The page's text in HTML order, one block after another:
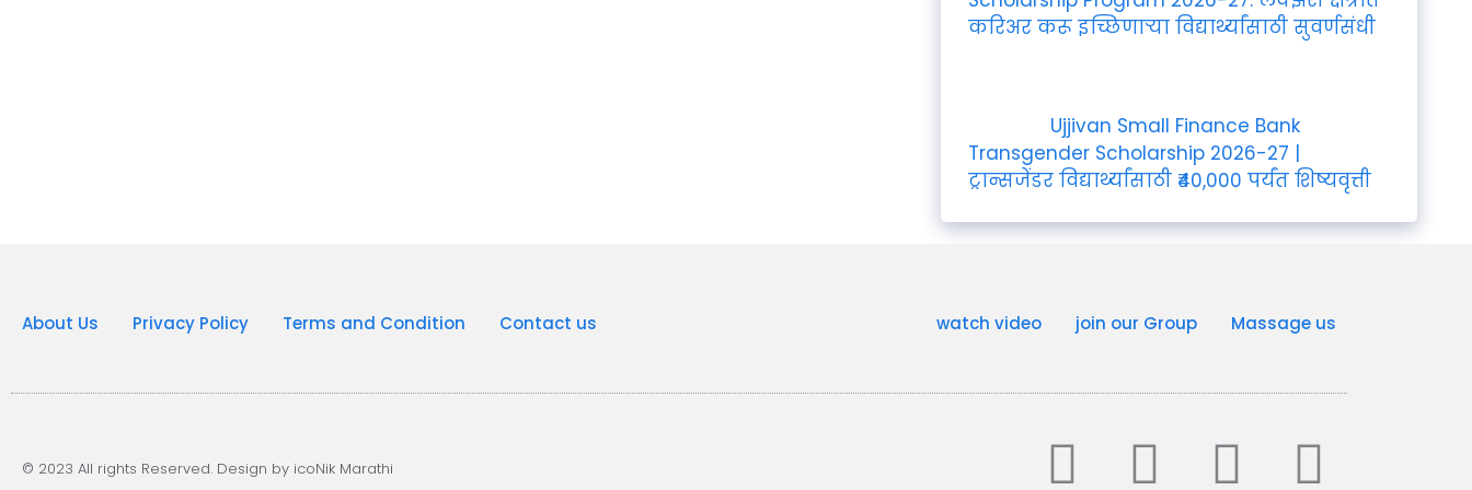
करिअर करू इच्छिणाऱ्या विद्यार्थ्यांसाठी सुवर्णसंधी
Ujjivan Small Finance Bank
Transgender Scholarship 2026-27 |
ट्रान्सजेंडर विद्यार्थ्यांसाठी ₹40,000 पर्यंत शिष्यवृत्ती
About Us Privacy Policy Terms and Condition Contact us watch video join our Group Massage us
© 2023 All rights Reserved. Design by icoNik Marathi